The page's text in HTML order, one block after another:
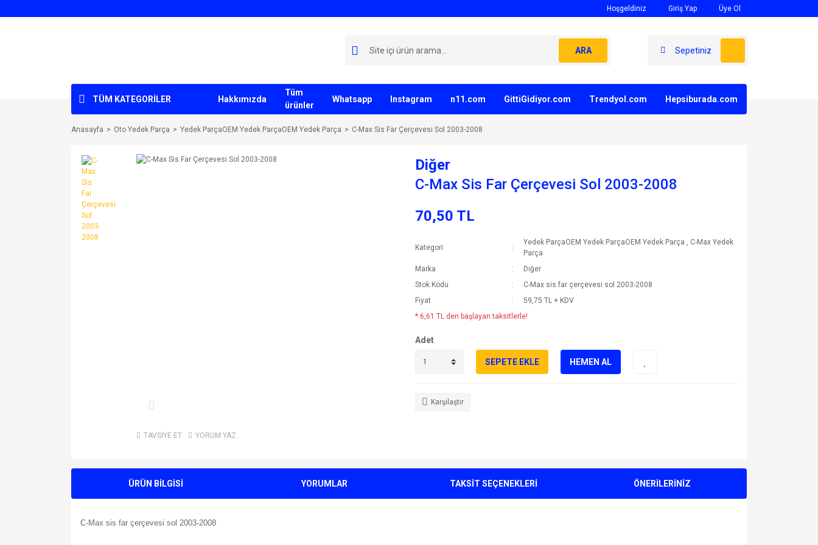
Hoşgeldiniz Giriş Yap Üye Ol
ARA Sepetiniz
TÜM KATEGORİLER Hakkımızda
Tüm
ürünler
Whatsapp Instagram n11.com GittiGidiyor.com Trendyol.com Hepsiburada.com
Anasayfa Oto Yedek Parça Yedek ParçaOEM Yedek ParçaOEM Yedek Parça C-Max Sis Far Çerçevesi Sol 2003-2008
TAVSİYE ET YORUM YAZ
Diğer
C-Max Sis Far Çerçevesi Sol 2003-2008
70,50 TL
Kategori
Yedek ParçaOEM Yedek ParçaOEM Yedek Parça , C-Max Yedek
Parça
Marka
Diğer
Stok Kodu
C-Max sis far çerçevesi sol 2003-2008
Fiyat
59,75 TL + KDV
* 6,61 TL den başlayan taksitlerle!
Adet
SEPETE EKLE HEMEN AL
Karşılaştır
ÜRÜN BİLGİSİ YORUMLAR TAKSİT SEÇENEKLERİ ÖNERİLERİNİZ
C-Max sis far çerçevesi sol 2003-2008